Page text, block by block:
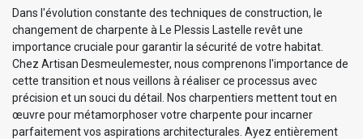
Dans l'évolution constante des techniques de construction, le
changement de charpente à Le Plessis Lastelle revêt une
importance cruciale pour garantir la sécurité de votre habitat.
Chez Artisan Desmeulemester, nous comprenons l'importance de
cette transition et nous veillons à réaliser ce processus avec
précision et un souci du détail. Nos charpentiers mettent tout en
œuvre pour métamorphoser votre charpente pour incarner
parfaitement vos aspirations architecturales. Ayez entièrement